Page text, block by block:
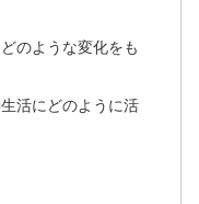
のような変化をも
活にどのように活